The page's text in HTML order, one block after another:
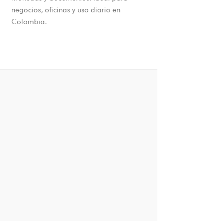
negocios, oficinas y uso diario en
Colombia.